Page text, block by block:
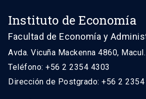
Instituto de Economía
Facultad de Economía y
Avda. Vicuña Mackenna 4860,
Teléfono: +56 2 2354 4303
Dirección de Postgrado: +56 2 2354